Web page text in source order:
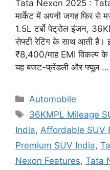
Tata Nexon 2025 :
मार्केट में अपनी जगह फिर से
1.5L टर्बो पेट्रोल इंजन,
सेफ्टी रेटिंग के साथ आती है।
₹8,400/माह EMI विकल्प के
यह बजट-फ्रेंडली और फ्यूल …
Categories
Automobile
Tags
36KMPL Mileage
India, Affordable SUV
Premium SUV India,
Nexon Features, Tata